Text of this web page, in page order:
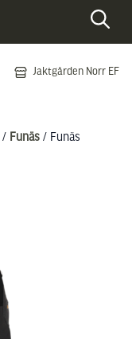
Jaktgården Norr EF
/ Funäs / Funäs